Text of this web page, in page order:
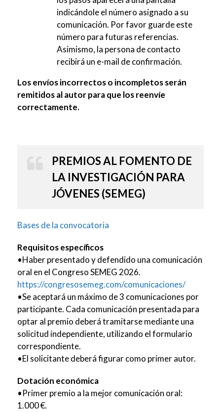
indicándole el número asignado a su
comunicación. Por favor guarde este
número para futuras referencias.
Asimismo, la persona de contacto
recibirá un e-mail de confirmación.
Los envíos incorrectos o incompletos serán
remitidos al autor para que los reenvíe
correctamente.
PREMIOS AL FOMENTO DE
LA INVESTIGACIÓN PARA
JÓVENES (SEMEG)
Bases de la convocatoria
Requisitos específicos
•Haber presentado y defendido una comunicación
oral en el Congreso SEMEG 2026.
https://congresosemeg.com/comunicaciones/
•Se aceptará un máximo de 3 comunicaciones por
participante. Cada comunicación presentada para
optar al premio deberá tramitarse mediante una
solicitud independiente, utilizando el formulario
correspondiente.
•El solicitante deberá figurar como primer autor.
Dotación económica
•Primer premio a la mejor comunicación oral:
1.000 €.